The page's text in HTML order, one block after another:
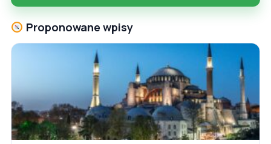
Proponowane wpisy